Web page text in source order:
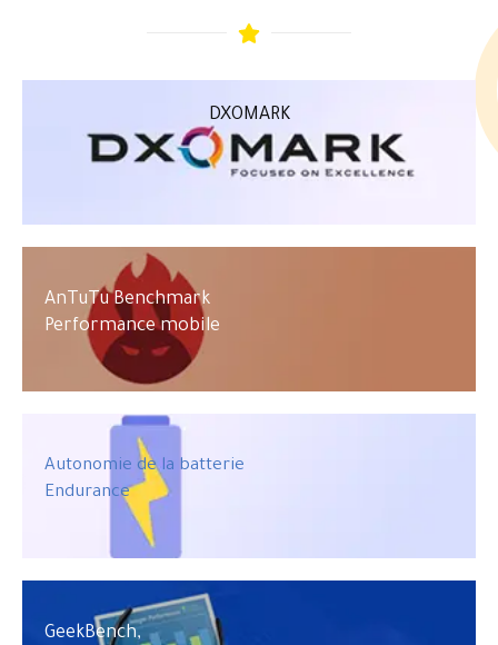
DXOMARK
AnTuTu Benchmark
Performance mobile
Autonomie de la batterie
Endurance
GeekBench,